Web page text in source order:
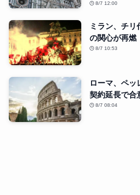
8/7 12:00
ミラン、チリ
の関心が再燃
8/7 10:53
ローマ、ペッ
契約延長で合
8/7 08:04